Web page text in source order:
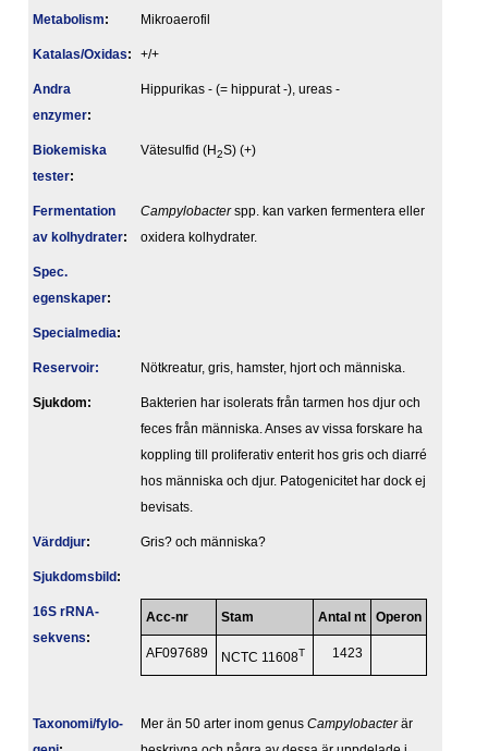
Metabolism: Mikroaerofil
Katalas/Oxidas: +/+
Andra
enzymer:
Hippurikas - (= hippurat -), ureas -
Biokemiska
tester:
Vätesulfid (H2S) (+)
Fermentation
av kolhydrater:
Campylobacterspp. kan varken fermentera eller
oxidera kolhydrater.
Spec.
egenskaper:
Specialmedia:
Reservoir: Nötkreatur, gris, hamster, hjort och människa.
Sjukdom:
Bakterien har isolerats från tarmen hos djur och
feces från människa. Anses av vissa forskare ha
koppling till proliferativ enterit hos gris och diarré
hos människa och djur. Patogenicitet har dock ej
bevisats.
Värddjur: Gris? och människa?
Sjukdomsbild :
16S rRNA-
sekvens:
Acc-nr Stam Antal nt Operon
AF097689 NCTC 11608T 1423
Taxonomi/fylo­
Mer än 50 arter inom genus Campylobacterär